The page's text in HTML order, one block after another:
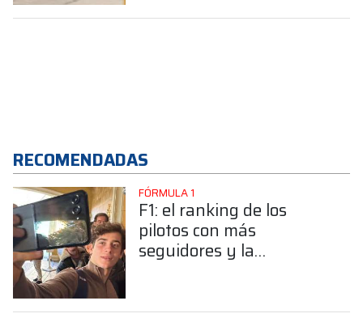
RECOMENDADAS
FÓRMULA 1
F1: el ranking de los
pilotos con más
seguidores y la